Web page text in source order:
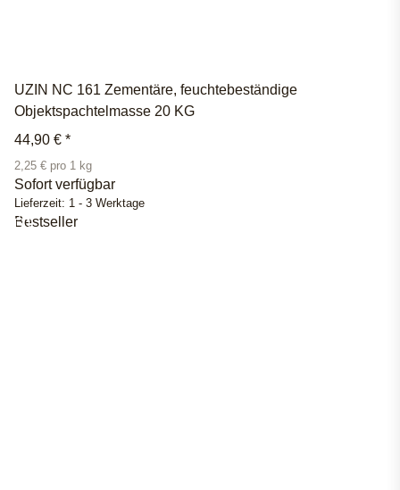
UZIN NC 161 Zementäre, feuchtebeständige
Objektspachtelmasse 20 KG
44,90 € *
2,25 € pro 1 kg
Sofort verfügbar
Lieferzeit: 1 - 3 Werktage
Bestseller